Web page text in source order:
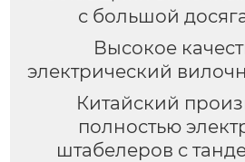
с большой
Высокое
электрический
Китайский
полностью
штабелеров с